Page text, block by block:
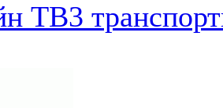
ТВ3